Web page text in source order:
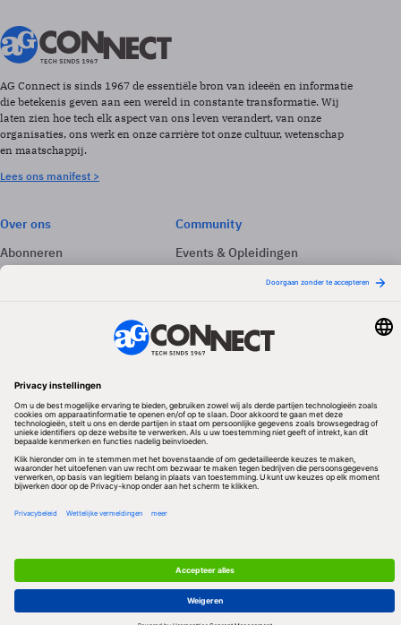
AG Connect is sinds 1967 de essentiële bron van ideeën en informatie
die betekenis geven aan een wereld in constante transformatie. Wij
laten zien hoe tech elk aspect van ons leven verandert, van onze
organisaties, ons werk en onze carrière tot onze cultuur, wetenschap
en maatschappij.
Lees ons manifest >
Over ons
Abonneren
Adverteren
Community
Events & Opleidingen
Volg ons
Redactionele partner
Algemene Voorwaarden & Copyrights